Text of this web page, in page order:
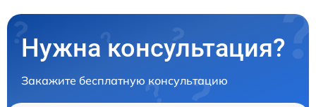
Нужна консультация?
Закажите бесплатную консультацию